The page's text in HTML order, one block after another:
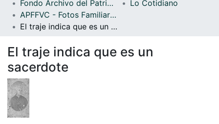
Statistics
Fondo Archivo del Patrimonio Fotográfico y Fílmico del Valle del Cauca
Lo Cotidiano
APFFVC - Fotos Familiares - Patrimonial
El traje indica que es un sacerdote
El traje indica que es un
sacerdote